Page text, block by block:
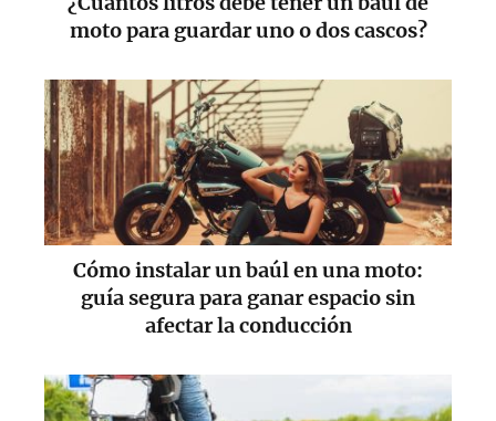
moto para guardar uno o dos cascos?
Cómo instalar un baúl en una moto:
guía segura para ganar espacio sin
afectar la conducción